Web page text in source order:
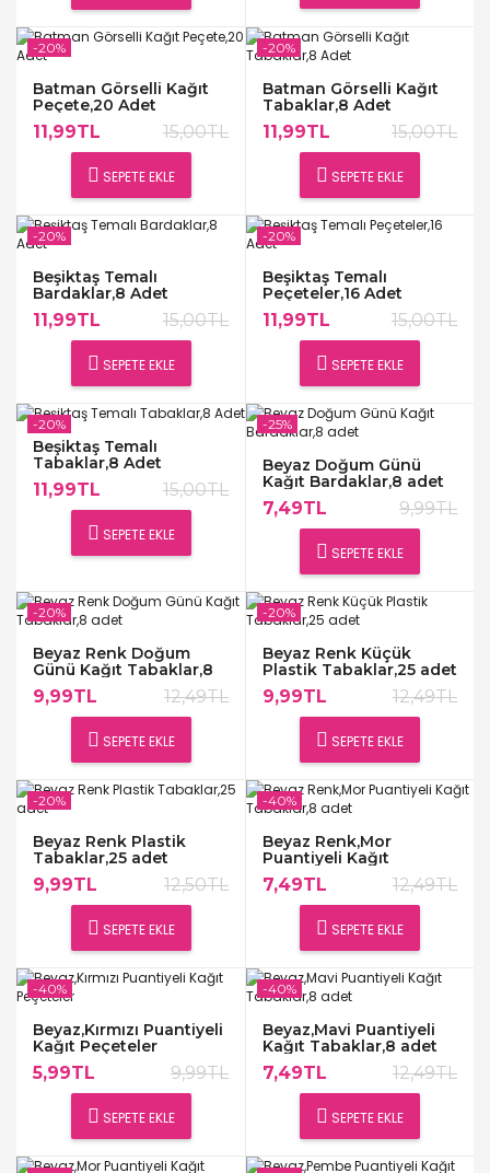
Batman Görselli Kağıt
Peçete,20 Adet
11,99TL 15,00TL
SEPETE EKLE
-20%
Batman Görselli Kağıt
Tabaklar,8 Adet
11,99TL 15,00TL
SEPETE EKLE
-20%
Beşiktaş Temalı
Bardaklar,8 Adet
11,99TL 15,00TL
SEPETE EKLE
-20%
Beşiktaş Temalı
Peçeteler,16 Adet
11,99TL 15,00TL
SEPETE EKLE
-20%
Beşiktaş Temalı
Tabaklar,8 Adet
11,99TL 15,00TL
SEPETE EKLE
-20%
Beyaz Doğum Günü
Kağıt Bardaklar,8 adet
7,49TL 9,99TL
SEPETE EKLE
-25%
Beyaz Renk Doğum
Günü Kağıt Tabaklar,8
adet
9,99TL 12,49TL
SEPETE EKLE
-20%
Beyaz Renk Küçük
Plastik Tabaklar,25 adet
9,99TL 12,49TL
SEPETE EKLE
-20%
Beyaz Renk Plastik
Tabaklar,25 adet
9,99TL 12,50TL
SEPETE EKLE
-20%
Beyaz Renk,Mor
Puantiyeli Kağıt
Tabaklar,8 adet
7,49TL 12,49TL
SEPETE EKLE
-40%
Beyaz,Kırmızı Puantiyeli
Kağıt Peçeteler
5,99TL 9,99TL
SEPETE EKLE
-40%
Beyaz,Mavi Puantiyeli
Kağıt Tabaklar,8 adet
7,49TL 12,49TL
SEPETE EKLE
-40%